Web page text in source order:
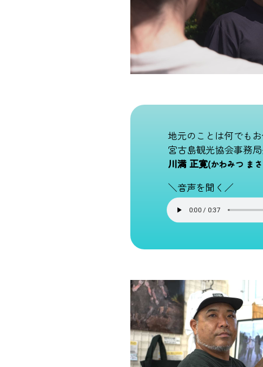
地元のことは何でも
宮古島観光協会事務
川満 正寛(かわみつ ま
＼音声を聞く／